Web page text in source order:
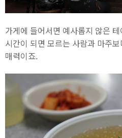
가게에 들어서면 예사롭지 않은
시간이 되면 모르는 사람과 마주
매력이죠.